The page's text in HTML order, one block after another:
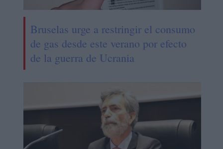
Bruselas urge a restringir el consumo
de gas desde este verano por efecto
de la guerra de Ucrania